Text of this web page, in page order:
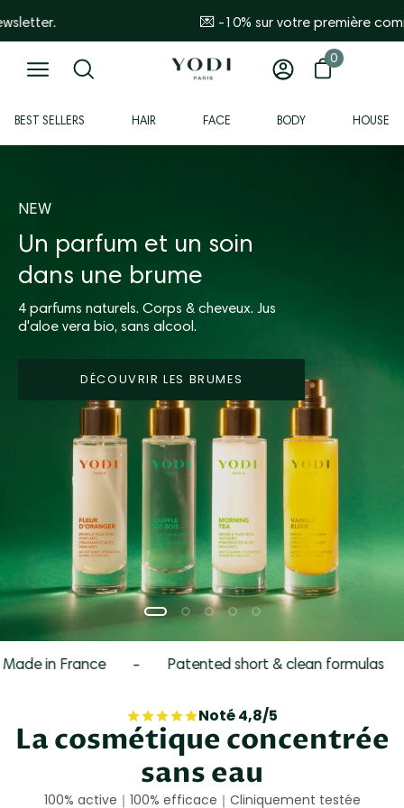
to
en vous inscrivant à la newsletter.
🎁 Free delivery for orders over €44 in mainland France
Open
menu
Open
bar
My
Open basket
0
0 items
BEST SELLERS HAIR FACE BODY HOUSE
NEW
Un parfum et un soin
dans une brume
4 parfums naturels. Corps & cheveux. Jus
d'aloe vera bio, sans alcool.
DÉCOUVRIR LES BRUMES
in France - Patented short & clean formulas -
Noté 4,8/5
La cosmétique concentrée
sans eau
100% active｜100% efficace｜Cliniquement testée